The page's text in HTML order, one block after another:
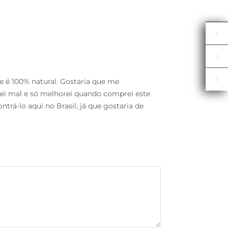
100% natural. Gostaria que me
mal e só melhorei quando comprei este
lo aqui no Brasil, já que gostaria de